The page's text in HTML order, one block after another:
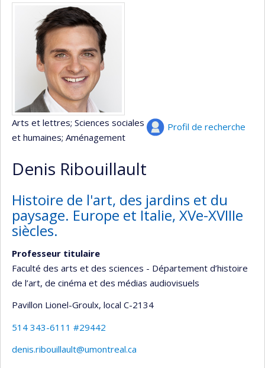
Profil de recherche
Arts et lettres; Sciences sociales
et humaines; Aménagement
Denis Ribouillault
Histoire de l'art, des jardins et du
paysage. Europe et Italie, XVe-XVIIIe
siècles.
Professeur titulaire
Faculté des arts et des sciences - Département d’histoire
de l’art, de cinéma et des médias audiovisuels
Pavillon Lionel-Groulx, local C-2134
514 343-6111 #29442
denis.ribouillault@umontreal.ca